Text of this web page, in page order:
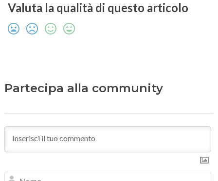
Valuta la qualità di questo articolo
Partecipa alla community